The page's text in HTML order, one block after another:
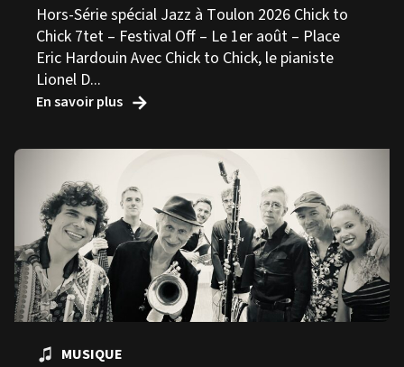
Hors-Série spécial Jazz à Toulon 2026 Chick to
Chick 7tet – Festival Off – Le 1er août – Place
Eric Hardouin Avec Chick to Chick, le pianiste
Lionel D...
En savoir plus
MUSIQUE